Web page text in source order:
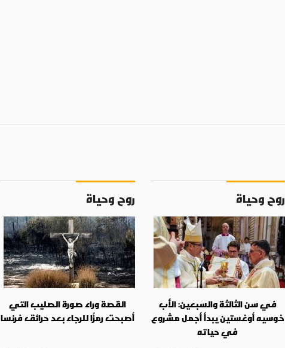
روح وحياة
في سن الثالثة والسبعين: الأب
خوسيه أوغستين يبدأ أجمل مشروع
في حياته
روح وحياة
القصة وراء صورة الصليب التي
أصبحت رمزًا للرجاء بعد حرائق فرنسا